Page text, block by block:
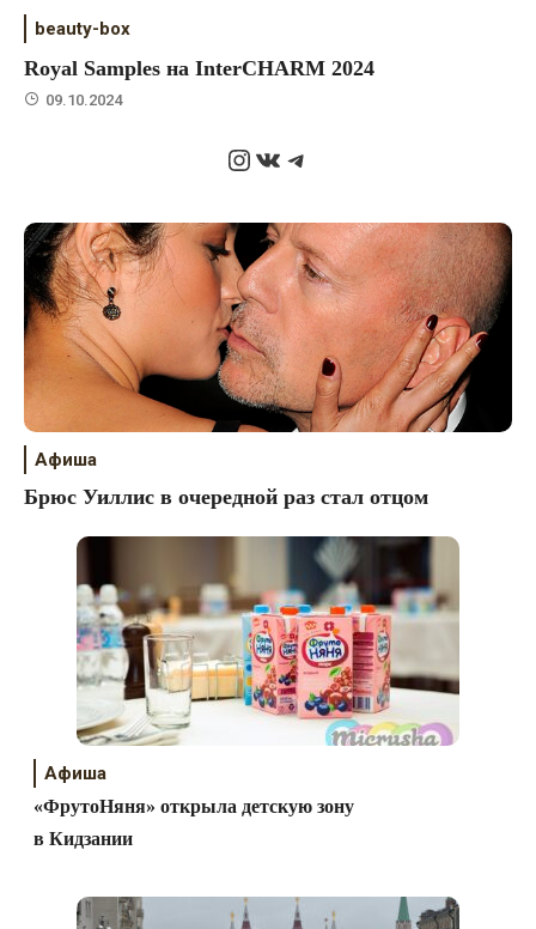
beauty-box
Royal Samples на InterCHARM 2024
09.10.2024
Instagram
ВКонтакте
Telegram
Афиша
Брюс Уиллис в очередной раз стал отцом
Афиша
«ФрутоНяня» открыла детскую зону
в Кидзании